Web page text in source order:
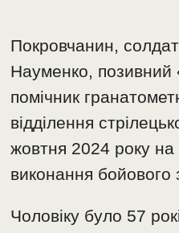
Покровчанин,
Науменко, позивний
помічник
відділення
жовтня 2024 року на
виконання бойового
Чоловіку було 57